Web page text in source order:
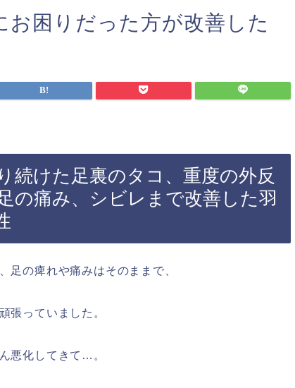
お困りだった方が改善した
続けた足裏のタコ、重度の外反
の痛み、シビレまで改善した羽
足の痺れや痛みはそのままで、
張っていました。
悪化してきて…。